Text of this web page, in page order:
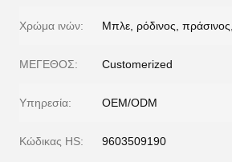
Χρώμα ινών: Μπλε, ρόδινος,
ΜΕΓΕΘΟΣ: Customerized
Υπηρεσία: OEM/ODM
Κώδικας HS: 9603509190